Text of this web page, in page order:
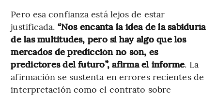
Pero esa confianza está lejos de estar
justificada. “Nos encanta la idea de la sabiduría
de las multitudes, pero si hay algo que los
mercados de predicción no son, es
predictores del futuro”, afirma el informe. La
afirmación se sustenta en errores recientes de
interpretación como el contrato sobre